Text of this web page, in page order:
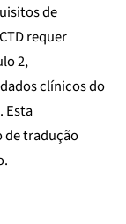
de
requer
2,
clínicos do
Esta
de tradução